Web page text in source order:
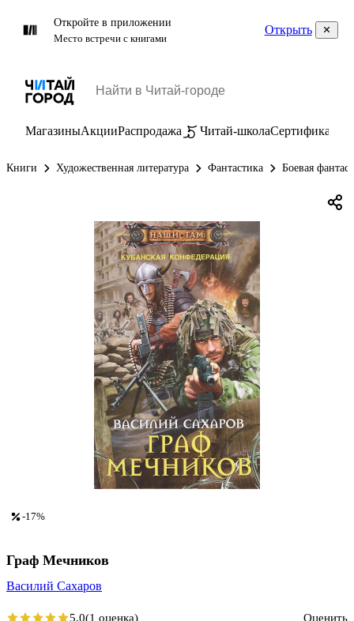
Откройте в приложении
Место встречи с книгами
Открыть
МагазиныАкцииРаспродажа Читай-школаСертификаты
Книги Художественная литература Фантастика Боевая
-17%
Граф Мечников
Василий Сахаров
5.0(1 оценка)
Оценить